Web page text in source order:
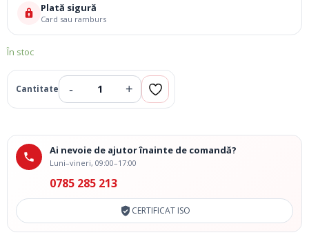
Plată sigură
Card sau ramburs
În stoc
Adauga La Favorite
Ai nevoie de ajutor înainte de comandă?
Luni–vineri, 09:00–17:00
0785 285 213
CERTIFICAT ISO